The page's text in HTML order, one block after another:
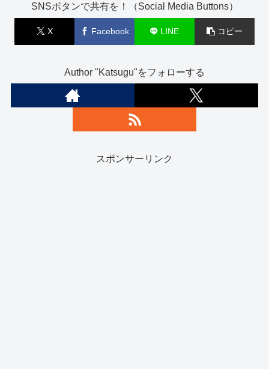
SNSボタンで共有を！（Social Media Buttons）
X Facebook LINE コピー
Author "Katsugu"をフォローする
スポンサーリンク